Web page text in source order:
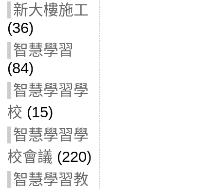
新大樓施工
(36)
智慧學習
(84)
智慧學習學
校 (15)
智慧學習學
校會議 (220)
智慧學習教